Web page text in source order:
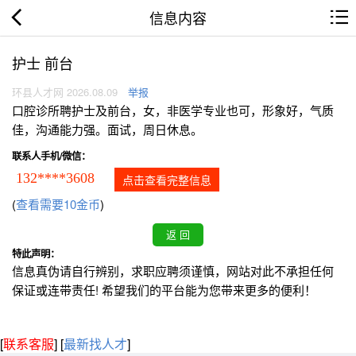
信息内容
护士 前台
环县人才网 2026.08.09 举报
口腔诊所聘护士及前台，女，非医学专业也可，形象好，气质
佳，沟通能力强。面试，周日休息。
联系人手机/微信：
132****3608 点击查看完整信息
(查看需要10金币)
特此声明：
信息真伪请自行辨别，求职应聘须谨慎，网站对此不承担任何
保证或连带责任! 希望我们的平台能为您带来更多的便利！
[联系客服] [最新找人才]